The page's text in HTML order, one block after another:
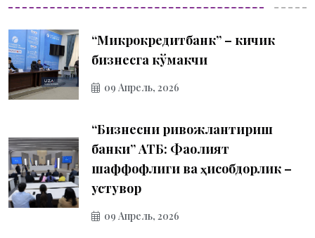
“Микрокредитбанк” – кичик
бизнесга кўмакчи
09 Апрель, 2026
“Бизнесни ривожлантириш
банки” АТБ: Фаолият
шаффофлиги ва ҳисобдорлик –
устувор
09 Апрель, 2026